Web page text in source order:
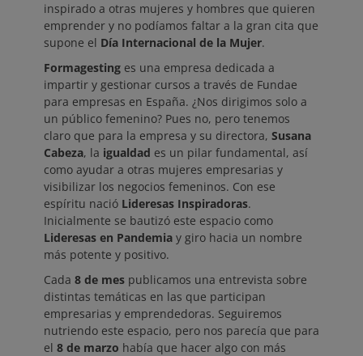
inspirado a otras mujeres y hombres que quieren
emprender y no podíamos faltar a la gran cita que
supone el Día Internacional de la Mujer.
Formagesting es una empresa dedicada a
impartir y gestionar cursos a través de Fundae
para empresas en España. ¿Nos dirigimos solo a
un público femenino? Pues no, pero tenemos
claro que para la empresa y su directora, Susana
Cabeza, la igualdad es un pilar fundamental, así
como ayudar a otras mujeres empresarias y
visibilizar los negocios femeninos. Con ese
espíritu nació Lideresas Inspiradoras.
Inicialmente se bautizó este espacio como
Lideresas en Pandemia y giro hacia un nombre
más potente y positivo.
Cada 8 de mes publicamos una entrevista sobre
distintas temáticas en las que participan
empresarias y emprendedoras. Seguiremos
nutriendo este espacio, pero nos parecía que para
el 8 de marzo había que hacer algo con más